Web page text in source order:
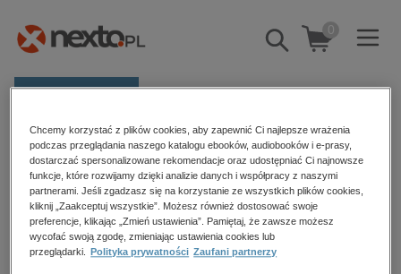
Pokaż/schowaj
wyszukiwarkę
0
Kategorie
Zobacz wszystkie E-prasa
budownictwo, aranżacja wnętrz
biznesowe, branżowe, gospodarka
Strona główna Paweł Tadeusz Bąkowski
Paweł Tadeusz Bąkowski
Chcemy korzystać z plików cookies, aby zapewnić Ci najlepsze wrażenia
podczas przeglądania naszego katalogu ebooków, audiobooków i e-prasy,
dostarczać spersonalizowane rekomendacje oraz udostępniać Ci najnowsze
funkcje, które rozwijamy dzięki analizie danych i współpracy z naszymi
partnerami. Jeśli zgadzasz się na korzystanie ze wszystkich plików cookies,
kliknij „Zaakceptuj wszystkie”. Możesz również dostosować swoje
preferencje, klikając „Zmień ustawienia”. Pamiętaj, że zawsze możesz
wycofać swoją zgodę, zmieniając ustawienia cookies lub
przeglądarki.
Polityka prywatności Zaufani partnerzy